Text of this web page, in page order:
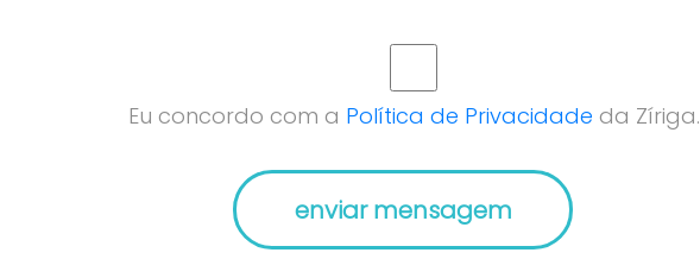
Eu concordo com a Política de Privacidade da Zíriga.